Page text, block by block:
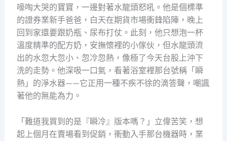
嚎啕大哭的寶寶，一邊對著水龍頭怒吼。他是個標準
的證券業新手爸爸，白天在期貨市場衝鋒陷陣，晚上
回到家還要跟奶瓶、尿布打仗。此刻，他只想泡一杯
溫度精準的配方奶，安撫懷裡的小傢伙，但水龍頭流
出的水忽大忽小、忽冷忽熱，像極了今天台股上沖下
洗的走勢。他深吸一口氣，看著浴室裡那台號稱「瞬
熱」的淨水器——它正用一種不疾不徐的滴答聲，嘲諷
著他的無能為力。
「難道我買到的是『瞬冷』版本嗎？」立偉苦笑，想
起上個月在賣場看到促銷，衝動入手那台機器時，業